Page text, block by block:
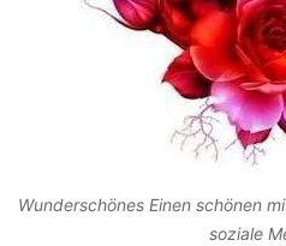
Wunderschönes Einen schönen
soziale